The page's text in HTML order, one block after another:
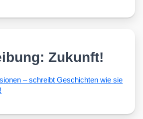
Zukunft!
– schreibt Geschich­ten wie sie